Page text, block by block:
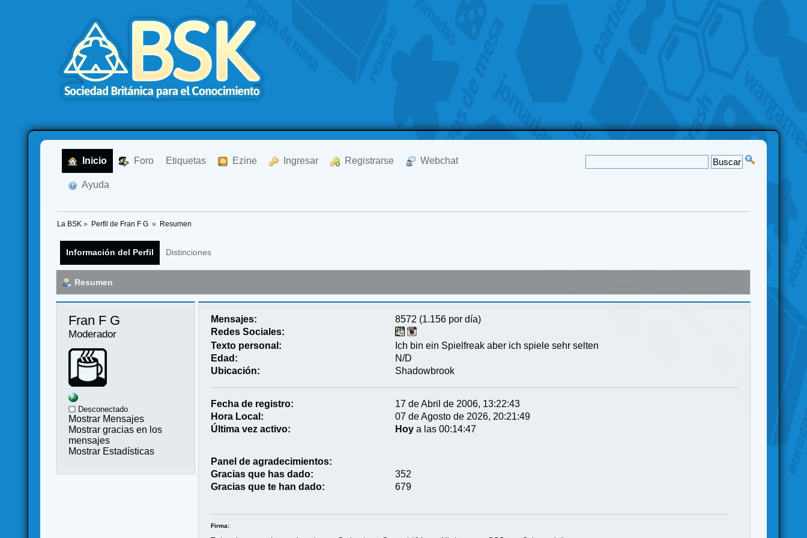
Inicio Foro Etiquetas Ezine Ingresar Registrarse Webchat
Ayuda
La BSK » Perfil de Fran F G » Resumen
Información del Perfil Distinciones
Resumen
Fran F G
Moderador
Desconectado
Mostrar Mensajes
Mostrar gracias en los
mensajes
Mostrar Estadísticas
Mensajes:
8572 (1.156 por día)
Redes Sociales:
Texto personal:
Ich bin ein Spielfreak aber ich spiele sehr selten
Edad:
N/D
Ubicación:
Shadowbrook
Fecha de registro:
17 de Abril de 2006, 13:22:43
Hora Local:
07 de Agosto de 2026, 20:21:49
Última vez activo:
Hoy a las 00:14:47
Panel de agradecimientos:
Gracias que has dado:
352
Gracias que te han dado:
679
Firma: